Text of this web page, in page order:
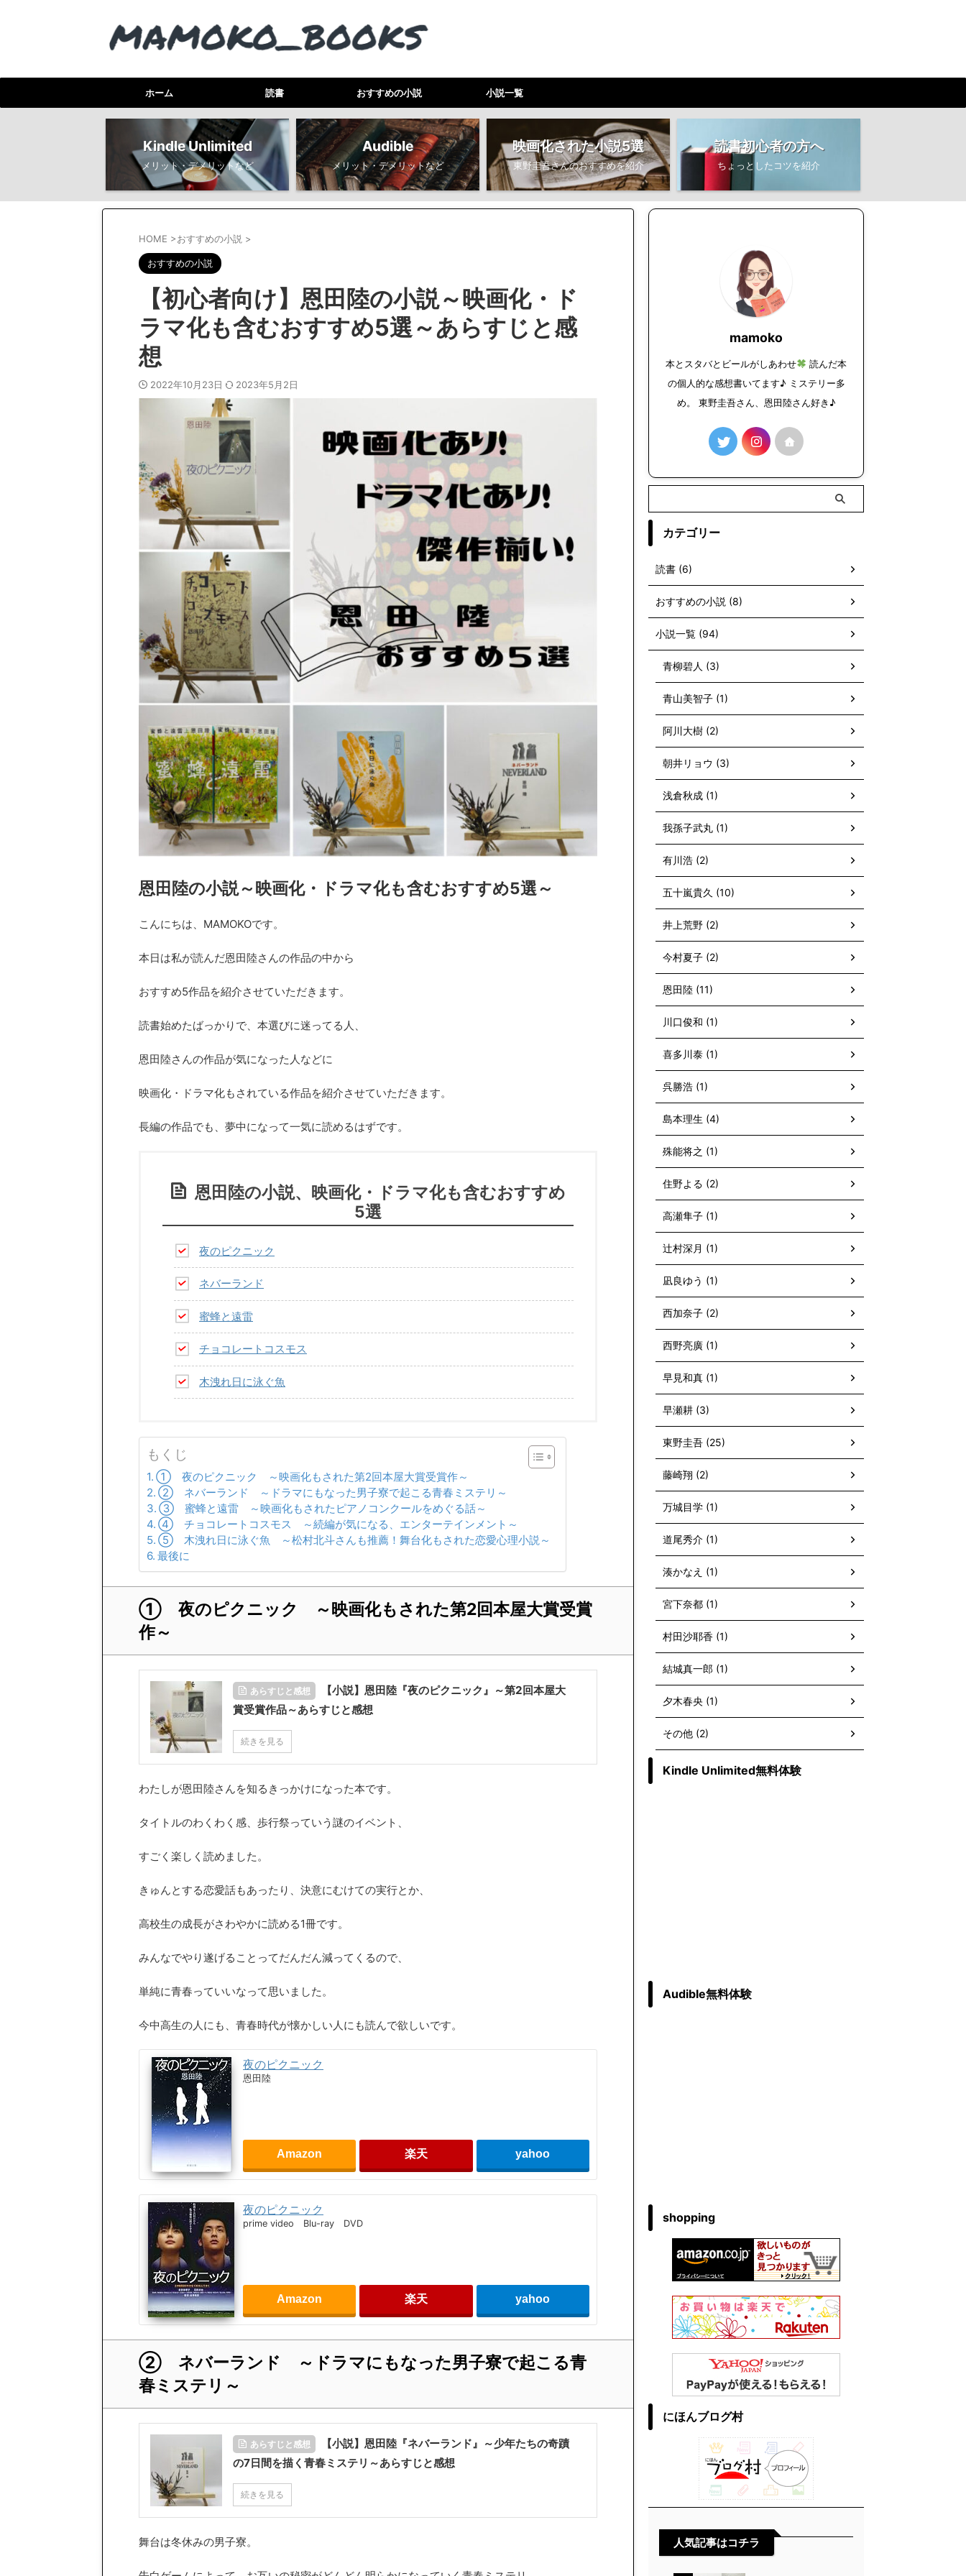
ホーム 読書 おすすめの小説 小説一覧
Kindle Unlimited
メリット・デメリットなど
Audible
メリット・デメリットなど
映画化された小説5選
東野圭吾さんのおすすめを紹介
読書初心者の方へ
ちょっとしたコツを紹介
HOME >おすすめの小説 >
おすすめの小説
【初心者向け】恩田陸の小説～映画化・ド
ラマ化も含むおすすめ5選～あらすじと感
想
2022年10月23日 2023年5月2日
恩田陸の小説～映画化・ドラマ化も含むおすすめ5選～
こんにちは、MAMOKOです。
本日は私が読んだ恩田陸さんの作品の中から
おすすめ5作品を紹介させていただきます。
読書始めたばっかりで、本選びに迷ってる人、
恩田陸さんの作品が気になった人などに
映画化・ドラマ化もされている作品を紹介させていただきます。
長編の作品でも、夢中になって一気に読めるはずです。
恩田陸の小説、映画化・ドラマ化も含むおすすめ
5選
夜のピクニック
ネバーランド
蜜蜂と遠雷
チョコレートコスモス
木洩れ日に泳ぐ魚
もくじ
① 夜のピクニック ～映画化もされた第2回本屋大賞受賞作～
② ネバーランド ～ドラマにもなった男子寮で起こる青春ミステリ～
③ 蜜蜂と遠雷 ～映画化もされたピアノコンクールをめぐる話～
④ チョコレートコスモス ～続編が気になる、エンターテインメント～
⑤ 木洩れ日に泳ぐ魚 ～松村北斗さんも推薦！舞台化もされた恋愛心理小説～
最後に
① 夜のピクニック ～映画化もされた第2回本屋大賞受賞
作～
あらすじと感想
【小説】恩田陸『夜のピクニック』～第2回本屋大
賞受賞作品～あらすじと感想
続きを見る
わたしが恩田陸さんを知るきっかけになった本です。
タイトルのわくわく感、歩行祭っていう謎のイベント、
すごく楽しく読めました。
きゅんとする恋愛話もあったり、決意にむけての実行とか、
高校生の成長がさわやかに読める1冊です。
みんなでやり遂げることってだんだん減ってくるので、
単純に青春っていいなって思いました。
今中高生の人にも、青春時代が懐かしい人にも読んで欲しいです。
夜のピクニック
恩田陸
Amazon 楽天 yahoo
夜のピクニック
prime video Blu-ray DVD
Amazon 楽天 yahoo
② ネバーランド ～ドラマにもなった男子寮で起こる青
春ミステリ～
あらすじと感想
【小説】恩田陸『ネバーランド』～少年たちの奇蹟
の7日間を描く青春ミステリ～あらすじと感想
続きを見る
舞台は冬休みの男子寮。
mamoko
本とスタバとビールがしあわせ
読んだ本
の個人的な感想書いてます♪ ミステリー多
め。 東野圭吾さん、恩田陸さん好き♪
カテゴリー
読書 (6)
おすすめの小説 (8)
小説一覧 (94)
青柳碧人 (3)
青山美智子 (1)
阿川大樹 (2)
朝井リョウ (3)
浅倉秋成 (1)
我孫子武丸 (1)
有川浩 (2)
五十嵐貴久 (10)
井上荒野 (2)
今村夏子 (2)
恩田陸 (11)
川口俊和 (1)
喜多川泰 (1)
呉勝浩 (1)
島本理生 (4)
殊能将之 (1)
住野よる (2)
高瀬隼子 (1)
辻村深月 (1)
凪良ゆう (1)
西加奈子 (2)
西野亮廣 (1)
早見和真 (1)
早瀬耕 (3)
東野圭吾 (25)
藤崎翔 (2)
万城目学 (1)
道尾秀介 (1)
湊かなえ (1)
宮下奈都 (1)
村田沙耶香 (1)
結城真一郎 (1)
夕木春央 (1)
その他 (2)
Kindle Unlimited無料体験
Audible無料体験
shopping
にほんブログ村
人気記事はコチラ